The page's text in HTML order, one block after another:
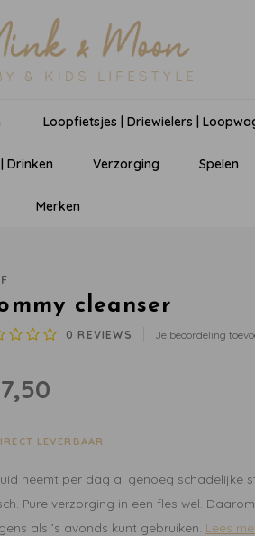
Loopfietsjes | Driewielers |
Drinken Verzorging Spelen
Merken
cleanser
0 REVIEWS Je beoordeling
LEVERBAAR
neemt per dag al genoeg schadelijke
Pure verzorging in een fles wel.
als ’s avonds kunt gebruiken. Lees